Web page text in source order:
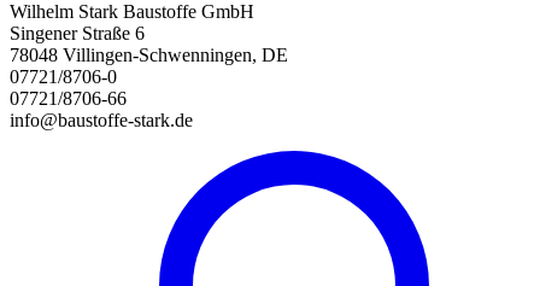
Wilhelm Stark Baustoffe GmbH
Singener Straße 6
78048 Villingen-Schwenningen, DE
07721/8706-0
07721/8706-66
info@baustoffe-stark.de